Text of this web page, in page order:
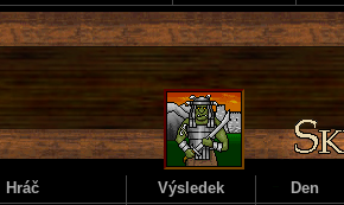
Hráč Výsledek
Den